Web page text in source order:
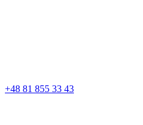
+48 81 855 33 43